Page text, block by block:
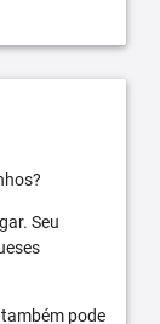
Seu
pode